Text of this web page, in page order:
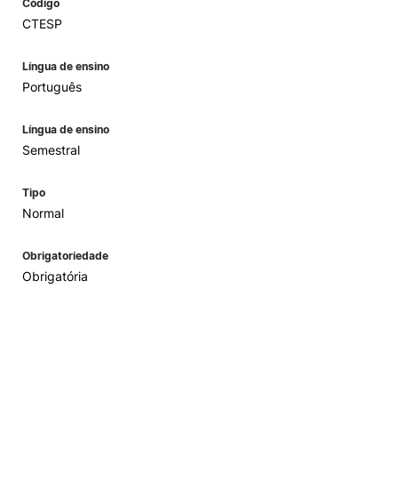
Código
CTESP
Língua de ensino
Português
Língua de ensino
Semestral
Tipo
Normal
Obrigatoriedade
Obrigatória